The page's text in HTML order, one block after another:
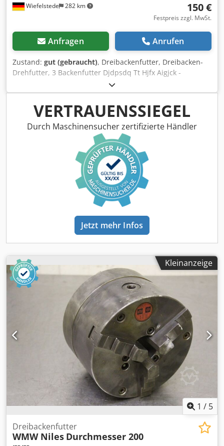
Wiefelstede 282 km 150 €
Festpreis zzgl. MwSt.
Anfragen Anrufen
Zustand: gut (gebraucht), Dreibackenfutter, Dreibacken-
Drehfutter, 3 Backenfutter Djdpsdq Tt Hjfx Aigjck -
Futtergröße: Ø 250 mm -Konus: Kurzkegel 8 Ø 139 mm -
Lochkreis: Ø 170 mm -Durchgangsbohrung: Ø 80 mm -
Gewicht: 24 kg
VERTRAUENSSIEGEL
Durch Maschinensucher zertifizierte Händler
Jetzt mehr Infos
Kleinanzeige
1 / 5
Dreibackenfutter
WMW Niles Durchmesser 200